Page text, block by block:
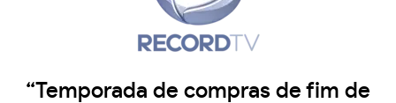
“Temporada de compras de fim de